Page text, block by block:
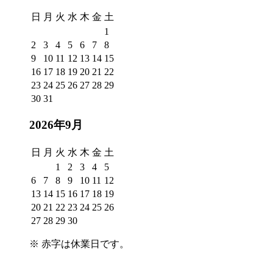
日 月 火 水 木 金 土
1
2
3 4 5 6 7
8
9
10 11 12 13 14 15
16 17 18 19 20 21 22
23 24 25 26 27 28 29
30 31
2026年9月
日 月 火 水 木 金 土
1
2 3 4
5
6
7 8 9 10 11 12
13 14 15 16 17 18 19
20 21 22 23 24 25 26
27 28 29 30
※ 赤字は休業日 です。